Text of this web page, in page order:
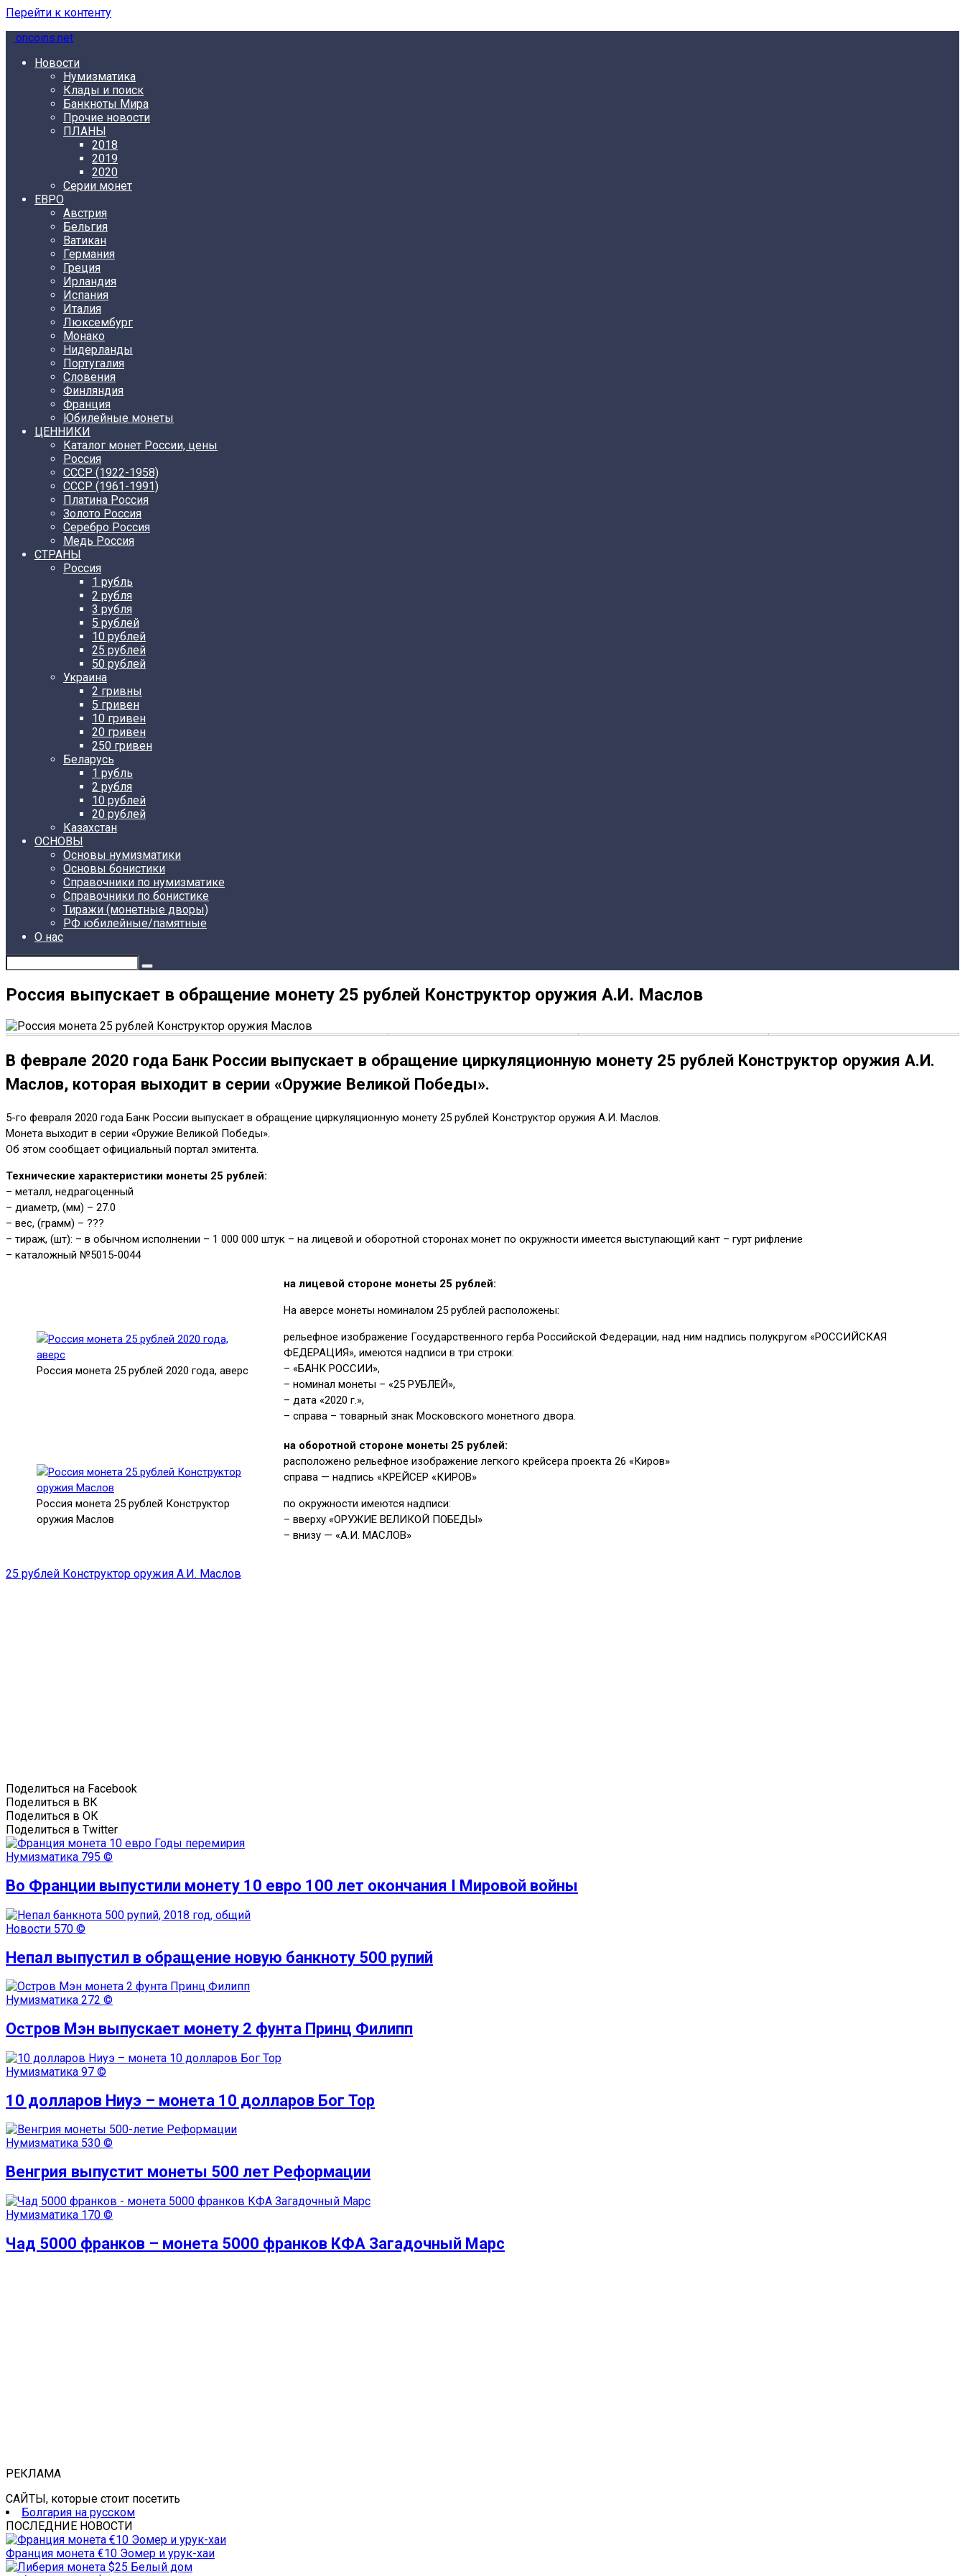
Перейти к контенту
oncoins.net
Новости
Нумизматика
Клады и поиск
Банкноты Мира
Прочие новости
ПЛАНЫ
2018
2019
2020
Серии монет
ЕВРО
Австрия
Бельгия
Ватикан
Германия
Греция
Ирландия
Испания
Италия
Люксембург
Монако
Нидерланды
Португалия
Словения
Финляндия
Франция
Юбилейные монеты
ЦЕННИКИ
Каталог монет России, цены
Россия
СССР (1922-1958)
CCCР (1961-1991)
Платина Россия
Золото Россия
Серебро Россия
Медь Россия
СТРАНЫ
Россия
1 рубль
2 рубля
3 рубля
5 рублей
10 рублей
25 рублей
50 рублей
Украина
2 гривны
5 гривен
10 гривен
20 гривен
250 гривен
Беларусь
1 рубль
2 рубля
10 рублей
20 рублей
Казахстан
ОСНОВЫ
Основы нумизматики
Основы бонистики
Справочники по нумизматике
Справочники по бонистике
Тиражи (монетные дворы)
РФ юбилейные/памятные
О нас
Россия выпускает в обращение монету 25 рублей Конструктор оружия А.И. Маслов
В феврале 2020 года Банк России выпускает в обращение циркуляционную монету 25 рублей Конструктор оружия А.И.
Маслов, которая выходит в серии «Оружие Великой Победы».
5-го февраля 2020 года Банк России выпускает в обращение циркуляционную монету 25 рублей Конструктор оружия А.И. Маслов.
Монета выходит в серии «Оружие Великой Победы».
Об этом сообщает официальный портал эмитента.
Технические характеристики монеты 25 рублей:
– металл, недрагоценный
– диаметр, (мм) – 27.0
– вес, (грамм) – ???
– тираж, (шт): – в обычном исполнении – 1 000 000 штук – на лицевой и оборотной сторонах монет по окружности имеется выступающий кант – гурт рифление
– каталожный №5015-0044
Россия монета 25 рублей 2020 года, аверс
на лицевой стороне монеты 25 рублей:
На аверсе монеты номиналом 25 рублей расположены:
рельефное изображение Государственного герба Российской Федерации, над ним надпись полукругом «РОССИЙСКАЯ
ФЕДЕРАЦИЯ», имеются надписи в три строки:
– «БАНК РОССИИ»,
– номинал монеты – «25 РУБЛЕЙ»,
– дата «2020 г.»,
– справа – товарный знак Московского монетного двора.
Россия монета 25 рублей Конструктор
оружия Маслов
на оборотной стороне монеты 25 рублей:
расположено рельефное изображение легкого крейсера проекта 26 «Киров»
справа — надпись «КРЕЙСЕР «КИРОВ»
по окружности имеются надписи:
– вверху «ОРУЖИЕ ВЕЛИКОЙ ПОБЕДЫ»
– внизу — «А.И. МАСЛОВ»
25 рублей Конструктор оружия А.И. Маслов
Поделиться на Facebook
Поделиться в ВК
Поделиться в ОК
Поделиться в Twitter
Нумизматика 795 ©
Во Франции выпустили монету 10 евро 100 лет окончания I Мировой войны
Новости 570 ©
Непал выпустил в обращение новую банкноту 500 рупий
Нумизматика 272 ©
Остров Мэн выпускает монету 2 фунта Принц Филипп
Нумизматика 97 ©
10 долларов Ниуэ – монета 10 долларов Бог Тор
Нумизматика 530 ©
Венгрия выпустит монеты 500 лет Реформации
Нумизматика 170 ©
Чад 5000 франков – монета 5000 франков КФА Загадочный Марс
РЕКЛАМА
САЙТЫ, которые стоит посетить
Болгария на русском
ПОСЛЕДНИЕ НОВОСТИ
Франция монета €10 Эомер и урук-хаи